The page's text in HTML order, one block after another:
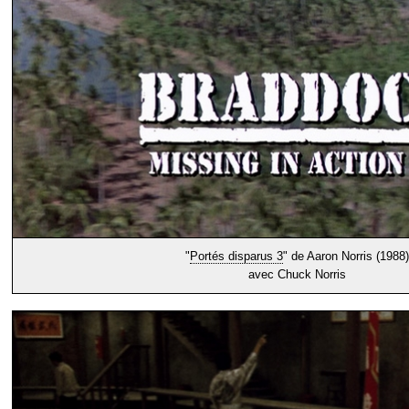
"Portés disparus 3" de Aaron Norris (1988)
avec Chuck Norris